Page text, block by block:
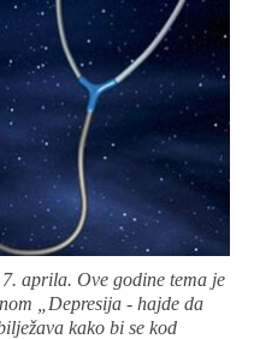
aprila. Ove godine tema je
„Depresija - hajde da
kako bi se kod